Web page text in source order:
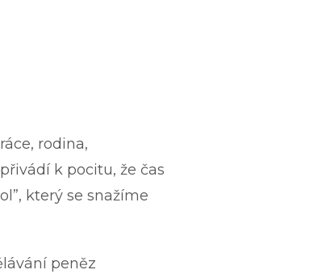
rodina,
k pocitu, že čas
který se snažíme
peněz